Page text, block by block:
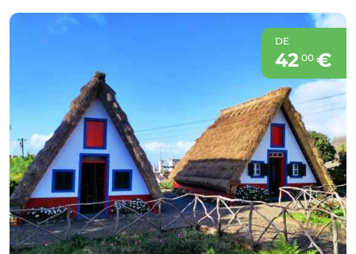
DE
42 00€